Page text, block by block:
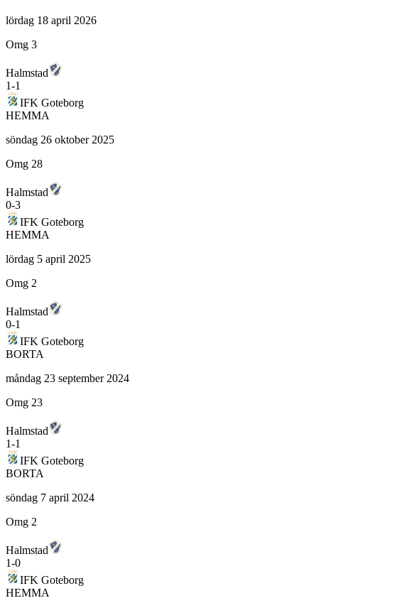
lördag 18 april 2026
Omg 3
Halmstad
1-1
IFK Goteborg
HEMMA
söndag 26 oktober 2025
Omg 28
Halmstad
0-3
IFK Goteborg
HEMMA
lördag 5 april 2025
Omg 2
Halmstad
0-1
IFK Goteborg
BORTA
måndag 23 september 2024
Omg 23
Halmstad
1-1
IFK Goteborg
BORTA
söndag 7 april 2024
Omg 2
Halmstad
1-0
IFK Goteborg
HEMMA